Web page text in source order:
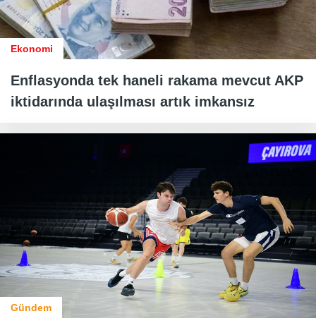
Ekonomi
Enflasyonda tek haneli rakama mevcut AKP
iktidarında ulaşılması artık imkansız
Gündem